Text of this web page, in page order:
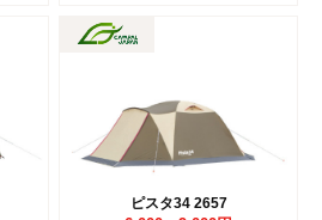
ピスタ34 2657